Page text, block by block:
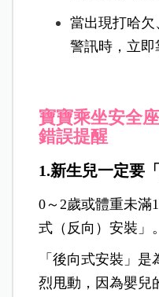
當出現打哈
警訊時，立即
寶寶乘坐安全
錯誤提醒
1.新生兒一定要
0～2歲或體重未滿
式（反向）安裝」。
「後向式安裝」
烈甩動，因為嬰兒